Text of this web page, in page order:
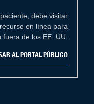
debe visitar
en línea para
de los EE. UU.
AL PORTAL PÚBLICO